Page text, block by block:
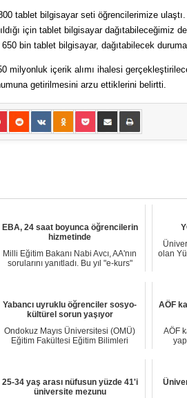
tablet bilgisayar seti öğrencilerimize ulaştı.
için tablet bilgisayar dağıtabileceğimiz
bin tablet bilgisayar, dağıtabilecek
milyonluk içerik alımı ihalesi
getirilmesini arzu ettiklerini belirtti.
EBA, 24 saat boyunca öğrencilerin
hizmetinde
Milli Eğitim Bakanı Nabi Avcı, AA'nın
sorularını yanıtladı. Bu yıl "e-kurs"
olan
Yabancı uyruklu öğrenciler sosyo-
kültürel sorun yaşıyor
Ondokuz Mayıs Üniversitesi (OMÜ)
Eğitim Fakültesi Eğitim Bilimleri
AÖF
AÖF
25-34 yaş arası nüfusun yüzde 41'i
üniversite mezunu